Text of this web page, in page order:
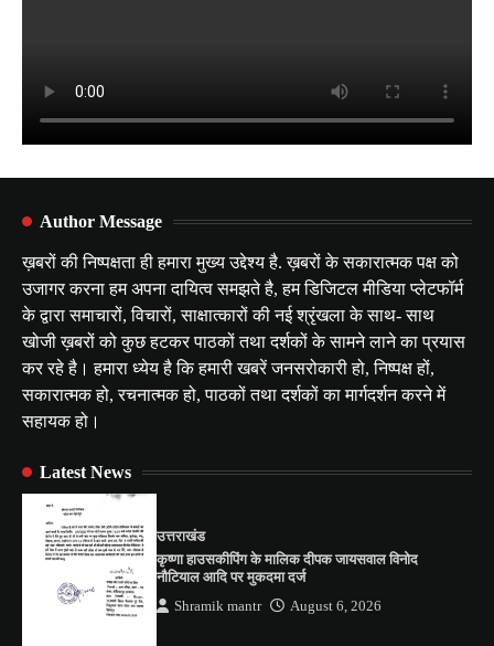
Author Message
ख़बरों की निष्पक्षता ही हमारा मुख्य उद्देश्य है. ख़बरों के सकारात्मक पक्ष को
उजागर करना हम अपना दायित्व समझते है, हम डिजिटल मीडिया प्लेटफॉर्म
के द्वारा समाचारों, विचारों, साक्षात्कारों की नई श्रृंखला के साथ- साथ
खोजी ख़बरों को कुछ हटकर पाठकों तथा दर्शकों के सामने लाने का प्रयास
कर रहे है। हमारा ध्येय है कि हमारी खबरें जनसरोकारी हो, निष्पक्ष हों,
सकारात्मक हो, रचनात्मक हो, पाठकों तथा दर्शकों का मार्गदर्शन करने में
सहायक हो।
Latest News
उत्तराखंड
कृष्णा हाउसकीपिंग के मालिक दीपक जायसवाल विनोद
नौटियाल आदि पर मुकदमा दर्ज
Shramik mantr August 6, 2026